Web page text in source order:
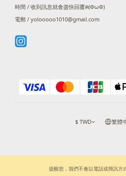
時間 / 收到訊息就會盡快回覆ฅ(ΦωΦ)
電郵 / yolooooo1010@gmail.com
$ TWD 繁體
提醒您，我們不會以電話或簡訊方